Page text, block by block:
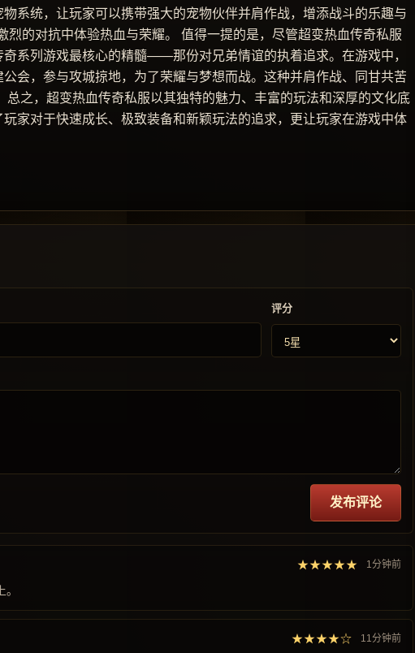
系统，让玩家可以携带强大的宠物伙伴并肩作战，增添战斗的乐趣与
的对抗中体验热血与荣耀。 值得一提的是，尽管超变热血传奇私服
系列游戏最核心的精髓——那份对兄弟情谊的执着追求。在游戏中，
会，参与攻城掠地，为了荣耀与梦想而战。这种并肩作战、同甘共苦
之，超变热血传奇私服以其独特的魅力、丰富的玩法和深厚的文化底
家对于快速成长、极致装备和新颖玩法的追求，更让玩家在游戏中体
评分
发布评论
★★★★★ 1分钟前
★★★★☆ 11分钟前